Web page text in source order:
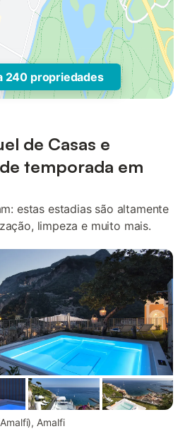
240 propriedades
de Casas e
temporada em
estas estadias são altamente
limpeza e muito mais.
Amalfi